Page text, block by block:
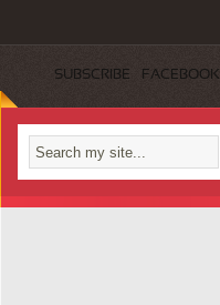
SUBSCRIBE FACEBOOK